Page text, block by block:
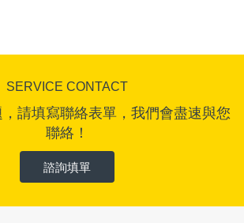
SERVICE CONTACT
請填寫聯絡表單，我們會盡速與您
聯絡！
諮詢填單